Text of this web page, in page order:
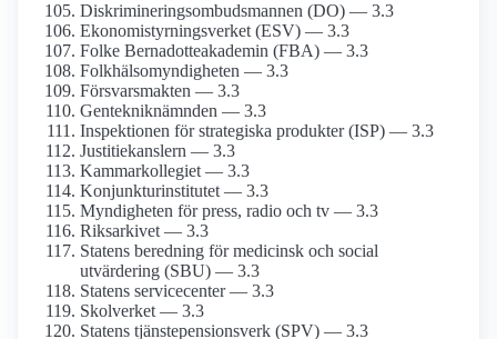
Diskriminerings­ombudsmannen (DO) — 3.3
Ekonomistyrnings­verket (ESV) — 3.3
Folke Bernadotte­akademin (FBA) — 3.3
Folkhälso­myndigheten — 3.3
Försvarsmakten — 3.3
Genteknik­nämnden — 3.3
Inspektionen för strategiska produkter (ISP) — 3.3
Justitie­kanslern — 3.3
Kammar­kollegiet — 3.3
Konjunktu­rinstitutet — 3.3
Myndigheten för press, radio och tv — 3.3
Riksarkivet — 3.3
Statens beredning för medicinsk och social
utvärdering (SBU) — 3.3
Statens servicecenter — 3.3
Skolverket — 3.3
Statens tjänste­pensions­verk (SPV) — 3.3